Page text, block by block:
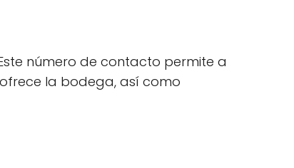
número de contacto permite a
la bodega, así como